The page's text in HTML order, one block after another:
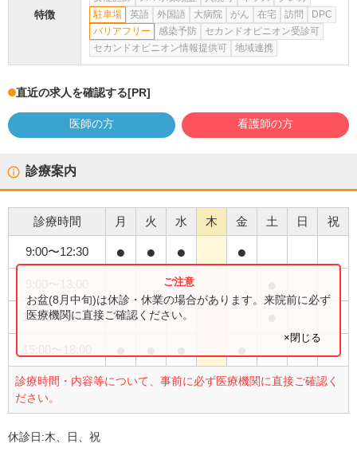
特徴
駐車場
英語 外国語 大病院 がん 在宅 訪問
DPC
バリアフリー
感染予防
セカンドオピニオン受診可
セカンドオピニオン情報提供可
地域連携
直近の求人を確認する[PR]
医師の方 看護師の方
診療案内
診療時間 月 火 水 木 金 土 日 祝
9:00〜12:30 ● ● ● ●
14:00〜15:00
診療時間・内容等について、事前に必ず医療機関に直接ご確認く
ださい。
お盆(8月中旬)は休診・休業の場合があります。来院前に必ず
医療機関に直接ご確認ください。
×閉じる
休診日:木、日、祝